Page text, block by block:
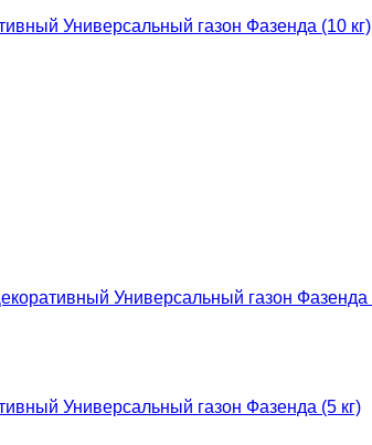
Универсальный газон Фазенда (10 кг)
Универсальный газон Фазенда (5 кг)